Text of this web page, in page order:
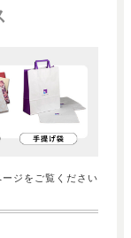
ジをご覧ください